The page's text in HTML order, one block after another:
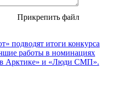
Прикрепить файл
подводят итоги конкурса
работы в номинациях
в Арктике» и «Люди СМП».